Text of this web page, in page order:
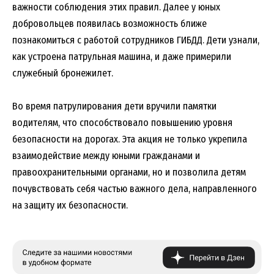
важности соблюдения этих правил. Далее у юных
добровольцев появилась возможность ближе
познакомиться с работой сотрудников ГИБДД. Дети узнали,
как устроена патрульная машина, и даже примерили
служебный бронежилет.
Во время патрулирования дети вручили памятки
водителям, что способствовало повышению уровня
безопасности на дорогах. Эта акция не только укрепила
взаимодействие между юными гражданами и
правоохранительными органами, но и позволила детям
почувствовать себя частью важного дела, направленного
на защиту их безопасности.